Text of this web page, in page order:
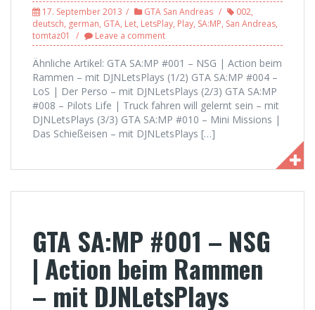
17. September 2013 GTA San Andreas 002,
deutsch, german, GTA, Let, LetsPlay, Play, SA:MP, San Andreas,
tomtaz01
Leave a comment
Ähnliche Artikel: GTA SA:MP #001 – NSG | Action beim
Rammen – mit DJNLetsPlays (1/2) GTA SA:MP #004 –
LoS | Der Perso – mit DJNLetsPlays (2/3) GTA SA:MP
#008 – Pilots Life | Truck fahren will gelernt sein – mit
DJNLetsPlays (3/3) GTA SA:MP #010 – Mini Missions |
Das Schießeisen – mit DJNLetsPlays […]
GTA SA:MP #001 – NSG
| Action beim Rammen
– mit DJNLetsPlays